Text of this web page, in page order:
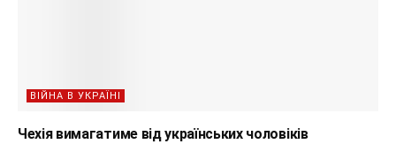
ВІЙНА В УКРАЇНІ
Чехія вимагатиме від українських чоловіків